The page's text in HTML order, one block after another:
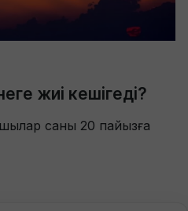
жиі кешігеді?
саны 20 пайызға